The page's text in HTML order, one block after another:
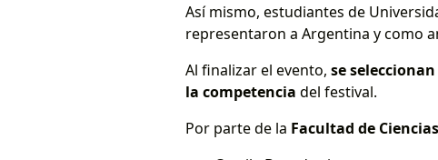
Así mismo, estudiantes de
representaron a Argentina y como
Al finalizar el evento, se
la competencia del festival.
Por parte de la Facultad de